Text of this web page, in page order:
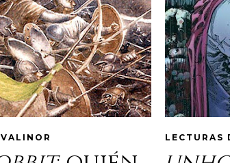
LECTURAS